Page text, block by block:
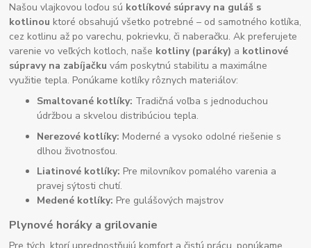
Našou vlajkovou loďou sú kotlíkové súpravy na guláš s
kotlinou ktoré obsahujú všetko potrebné – od samotného kotlíka,
cez kotlinu až po varechu, pokrievku, či naberačku. Ak preferujete
varenie vo veľkých kotloch, naše kotliny (paráky) a kotlinové
súpravy na zabíjačku vám poskytnú stabilitu a maximálne
využitie tepla. Ponúkame kotlíky rôznych materiálov:
Smaltované kotlíky: Tradičná voľba s jednoduchou
údržbou a skvelou distribúciou tepla.
Nerezové kotlíky: Moderné a vysoko odolné riešenie s
dlhou životnosťou.
Liatinové kotlíky: Pre milovníkov pomalého varenia a
pravej sýtosti chutí.
Medené kotlíky: Pre gulášových majstrov
Plynové horáky a grilovanie